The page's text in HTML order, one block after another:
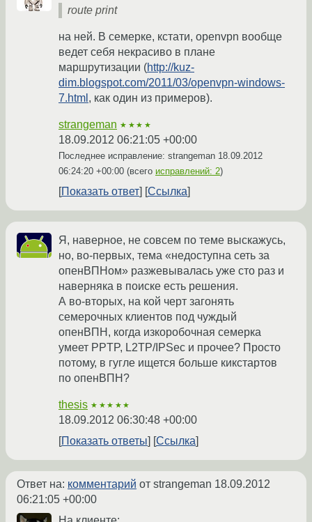
route print
на ней. В семерке, кстати, openvpn вообще
ведет себя некрасиво в плане
маршрутизации (http://kuz-
dim.blogspot.com/2011/03/openvpn-windows-
7.html , как один из примеров).
strangeman ★★★★
18.09.2012 06:21:05 +00:00
Последнее исправление: strangeman 18.09.2012
06:24:20 +00:00 (всего исправлений: 2)
Показать ответ Ссылка
Я, наверное, не совсем по теме выскажусь,
но, во-первых, тема «недоступна сеть за
опенВПНом» разжевывалась уже сто раз и
наверняка в поиске есть решения.
А во-вторых, на кой черт загонять
семерочных клиентов под чуждый
опенВПН, когда изкоробочная семерка
умеет PPTP, L2TP/IPSec и прочее? Просто
потому, в гугле ищется больше кикстартов
по опенВПН?
thesis ★★★★★
18.09.2012 06:30:48 +00:00
Показать ответы
Ссылка
Ответ на: комментарий от strangeman 18.09.2012
06:21:05 +00:00